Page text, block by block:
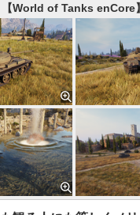
【World of Tanks enCore】